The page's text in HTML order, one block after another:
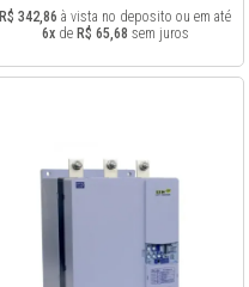
R$ 342,86 à vista no deposito ou em até
6xde R$ 65,68 sem juros